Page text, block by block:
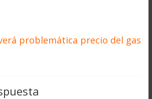
problemática precio del gas